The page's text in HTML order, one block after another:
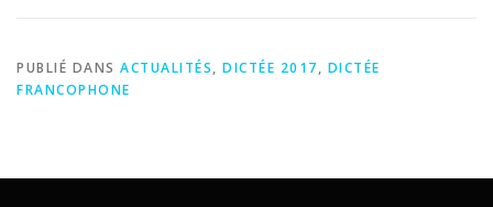
PUBLIÉ DANS ACTUALITÉS, DICTÉE 2017, DICTÉE
FRANCOPHONE